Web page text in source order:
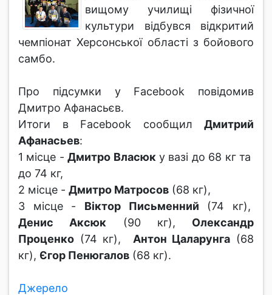
вищому училищі фізичної
культури відбувся відкритий
чемпіонат Херсонської області з бойового
самбо.
Про підсумки у Facebook повідомив
Дмитро Афанасьєв.
Итоги в Facebook сообщил Дмитрий
Афанасьев:
1 місце -Дмитро Власюку вазі до 68 кг та
до 74 кг,
2 місце - Дмитро Матросов (68 кг),
3 місце - Віктор Письменний (74 кг),
Денис Аксюк (90 кг), Олександр
Проценко (74 кг), Антон Цаларунга (68
кг), Єгор Пенюгалов (68 кг).
Джерело